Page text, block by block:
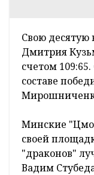
Свою
Дмитрия
счетом
составе
Минские
своей
"драконов"
Вадим